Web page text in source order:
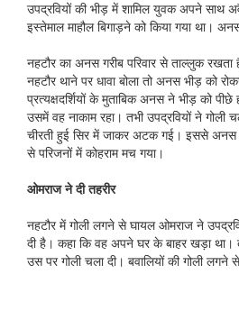
उपद्रवियों की भीड़ में शामिल युवक अपने साथ
इस्तेमाल माहौल बिगाड़ने को किया गया था।
नहटौर का अनस गरीब परिवार से ताल्लुक
नहटौर थाने पर धावा बोला तो अनस भीड़ को
प्रत्यक्षदर्शियों के मुताबिक अनस ने भीड़ को
उसमें वह नाकाम रहा। तभी उपद्रवियों ने
चीरती हुई सिर में जाकर अटक गई। इससे अनस
से परिजनों में कोहराम मच गया।
ओमराज ने दी तहरीर
नहटौर में गोली लगने से घायल ओमराज ने
दी है। कहा कि वह अपने घर के बाहर खड़ा था।
उस पर गोली चला दी। बवालियों की गोली